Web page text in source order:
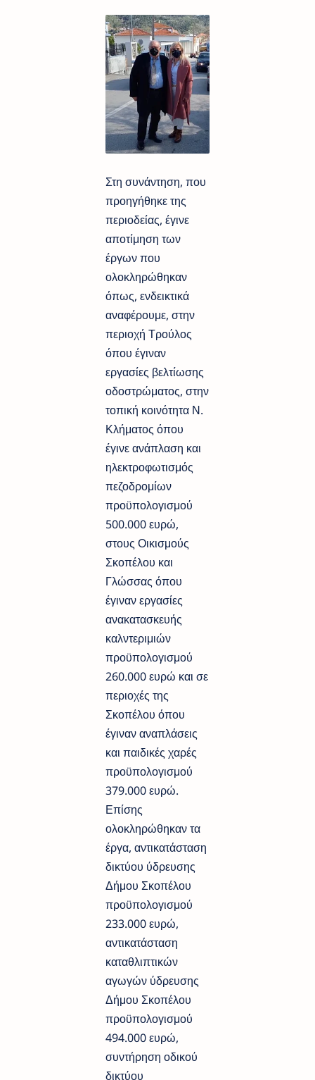
Στη συνάντηση, που
προηγήθηκε της
περιοδείας, έγινε
αποτίμηση των
έργων που
ολοκληρώθηκαν
όπως, ενδεικτικά
αναφέρουμε, στην
περιοχή Τρούλος
όπου έγιναν
εργασίες βελτίωσης
οδοστρώματος, στην
τοπική κοινότητα Ν.
Κλήματος όπου
έγινε ανάπλαση και
ηλεκτροφωτισμός
πεζοδρομίων
προϋπολογισμού
500.000 ευρώ,
στους Οικισμούς
Σκοπέλου και
Γλώσσας όπου
έγιναν εργασίες
ανακατασκευής
καλντεριμιών
προϋπολογισμού
260.000 ευρώ και σε
περιοχές της
Σκοπέλου όπου
έγιναν αναπλάσεις
και παιδικές χαρές
προϋπολογισμού
379.000 ευρώ.
Επίσης
ολοκληρώθηκαν τα
έργα, αντικατάσταση
δικτύου ύδρευσης
Δήμου Σκοπέλου
προϋπολογισμού
233.000 ευρώ,
αντικατάσταση
καταθλιπτικών
αγωγών ύδρευσης
Δήμου Σκοπέλου
προϋπολογισμού
494.000 ευρώ,
συντήρηση οδικού
δικτύου